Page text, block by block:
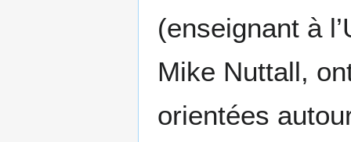
(enseignant à
Mike Nuttall,
orientées